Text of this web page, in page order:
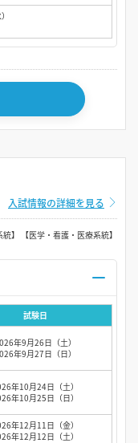
入試情報の詳細を見る
】 【医学・看護・医療系統】
試験日
年9月26日（土）
年9月27日（日）
年10月24日（土）
年10月25日（日）
年12月11日（金）
年12月12日（土）